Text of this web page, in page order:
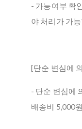
- 가능여부 확
야 처리가 가
[단순 변심에
- 단순 변심에
배송비 5,000